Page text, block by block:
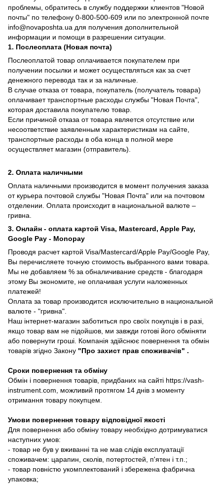
проблемы, обратитесь в службу поддержки клиентов "Новой
почты" по телефону 0-800-500-609 или по электронной почте
info@novaposhta.ua для получения дополнительной
информации и помощи в разрешении ситуации.
1. Послеоплата (Новая почта)
Послеоплатой товар оплачивается покупателем при
получении посылки и может осуществляться как за счет
денежного перевода так и за наличные.
В случае отказа от товара, покупатель (получатель товара)
оплачивает транспортные расходы службы "Новая Почта",
которая доставила покупателю товар.
Если причиной отказа от товара является отсутствие или
несоответствие заявленным характеристикам на сайте,
транспортные расходы в оба конца в полной мере
осуществляет магазин (отправитель).
2. Оплата наличными
Оплата наличными производится в момент получения заказа
от курьера почтовой службы "Новая Почта" или на почтовом
отделении. Оплата происходит в национальной валюте –
гривна.
3. Онлайн - оплата картой Visa, Mastercard, Apple Pay,
Google Pay - Monopay
Проводя расчет картой Visa/Mastercard/Apple Pay/Google Pay,
Вы перечисляете точную стоимость выбранного вами товара.
Мы не добавляем % за обналичивание средств - благодаря
этому Вы экономите, не оплачивая услуги наложенных
платежей!
Оплата за товар производится исключительно в национальной
валюте - "гривна".
Наш інтернет-магазин заботиться про своїх покупців і в разі,
якщо товар вам не підойшов, ми завжди готові його обміняти
або повернути гроші. Компанія здійснює повернення та обмін
товарів згідно Закону "Про захист прав споживачів" .
Сроки повернення та обміну
Обмін і повернення товарів, придбаних на сайті https://vash-
instrument.com, можливий протягом 14 днів з моменту
отримання товару покупцем.
Умови повернення товару відповідної якості
Для повернення або обміну товару необхідно дотримуватися
наступних умов:
- товар не був у вживанні та не мав слідів експлуатації
споживачем: царапин, сколів, потертостей, п'ятен і т.п.;
- товар повністю укомплектований і збережена фабрична
упаковка;